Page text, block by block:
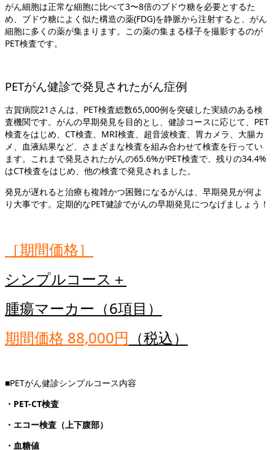
がん細胞は正常な細胞に比べて3〜8倍のブドウ糖を必要とするた
め、ブドウ糖によく似た構造の薬(FDG)を静脈から注射すると、がん
細胞に多くの薬が集まります。この薬の集まる様子を撮影するのが
PET検査です。
PETがん健診で発見されたがん症例
古賀病院21さんは、PET検査総数65,000例を突破した実績のある検
査機関です。がんの早期発見を目的とし、健診コースに応じて、PET
検査をはじめ、CT検査、MRI検査、超音波検査、胃カメラ、大腸カ
メ、血液結果など、さまざまな検査を組み合わせて検査を行ってい
ます。これまで発見されたがんの65.6%がPET検査で、残りの34.4%
はCT検査をはじめ、他の検査で発見されました。
発見が遅れると治療も複雑かつ困難になるがんは、早期発見が何よ
り大事です。定期的なPET健診でがんの早期発見につなげましょう！
［期間価格］
シンプルコース＋
腫瘍マーカー（6項目）
期間価格 88,000円 （税込）
■PETがん健診シンプルコース内容
・PET-CT検査
・エコー検査（上下腹部）
・血糖値